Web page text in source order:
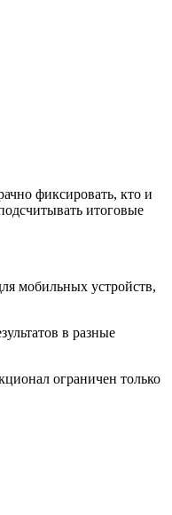
фиксировать, кто и
итоговые
мобильных устройств,
в разные
ограничен только